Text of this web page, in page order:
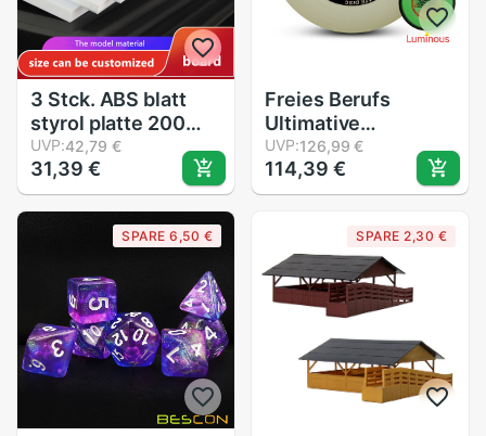
3 Stck. ABS blatt
styrol platte 200
mm x 250 mm weiß
neue mehr anteil
DIY manuelle,
gebäude modell
materialien
UVP:42,79 €
31,39 €
Freies Berufs
Ultimative
leuchtend fliegende
Rabatt Wettbewerb
Fliegen Rabatt X-
Leuchtet in dunklen
UVP:126,99 €
114,39 €
SPARE 6,50 € SPARE 2,30 €